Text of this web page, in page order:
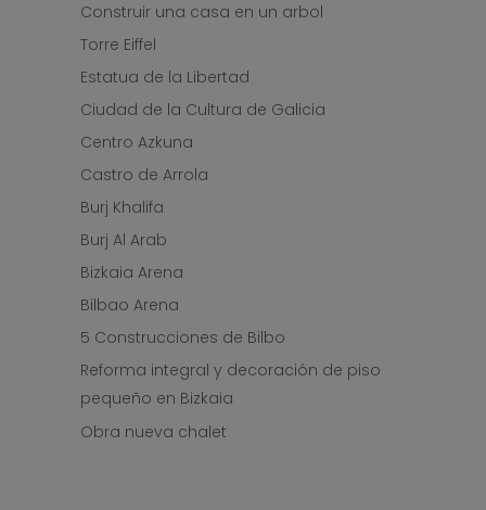
Construir una casa en un arbol
Torre Eiffel
Estatua de la Libertad
Ciudad de la Cultura de Galicia
Centro Azkuna
Castro de Arrola
Burj Khalifa
Burj Al Arab
Bizkaia Arena
Bilbao Arena
5 Construcciones de Bilbo
Reforma integral y decoración de piso
pequeño en Bizkaia
Obra nueva chalet